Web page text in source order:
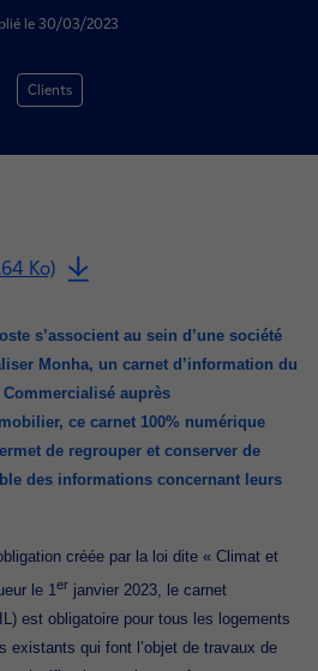
le 30/03/2023
Clients
Ko)
s’associent au sein d’une société
Monha, un carnet d’information du
auprès
ce carnet 100% numérique
de regrouper et conserver de
des informations concernant leurs
créée par la loi dite « Climat et
le 1er janvier 2023, le carnet
est obligatoire pour tous les logements
existants qui font l’objet de travaux de